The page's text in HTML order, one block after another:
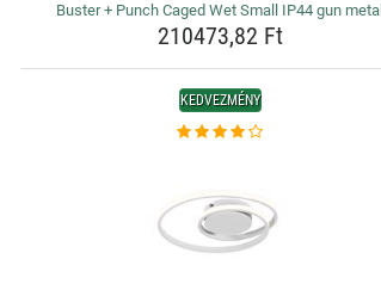
Buster + Punch Caged Wet Small IP44 gun metal
210473,82 Ft
KEDVEZMÉNY